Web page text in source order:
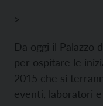
>
Da oggi il Palazzo
per ospitare le
2015 che si
eventi, laboratori